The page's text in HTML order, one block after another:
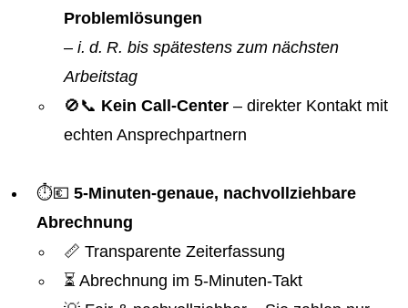
Problemlösungen
– i. d. R. bis spätestens zum nächsten
Arbeitstag
🚫📞 Kein Call-Center – direkter Kontakt mit
echten Ansprechpartnern
⏱️💶 5-Minuten-genaue, nachvollziehbare
Abrechnung
📏 Transparente Zeiterfassung
⏳ Abrechnung im 5-Minuten-Takt